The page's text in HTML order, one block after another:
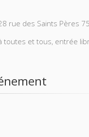
rue des Saints Pères
toutes et tous, entrée